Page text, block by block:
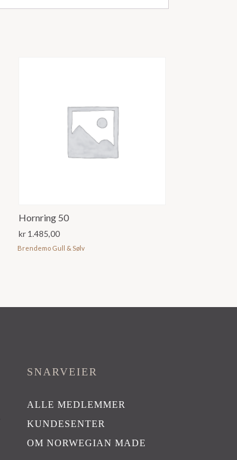
Hornring 50
kr 1.485,00
Brendemo Gull & Sølv
SNARVEIER
ALLE MEDLEMMER
KUNDESENTER
OM NORWEGIAN MADE